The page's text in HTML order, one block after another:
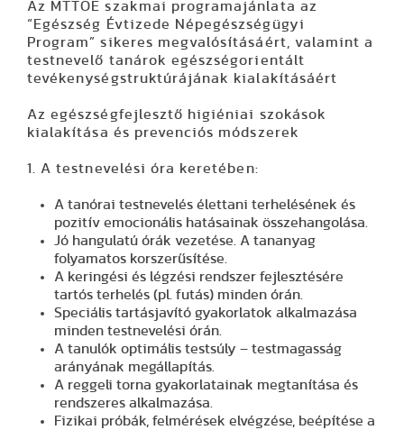
Az MTTOE szakmai programajánlata az
“Egészség Évtizede Népegészségügyi
Program” sikeres megvalósításáért, valamint a
testnevelő tanárok egészségorientált
tevékenységstruktúrájának kialakításáért
Az egészségfejlesztő higiéniai szokások
kialakítása és prevenciós módszerek
1. A testnevelési óra keretében:
A tanórai testnevelés élettani terhelésének és
pozitív emocionális hatásainak összehangolása.
Jó hangulatú órák vezetése. A tananyag
folyamatos korszerűsítése.
A keringési és légzési rendszer fejlesztésére
tartós terhelés (pl. futás) minden órán.
Speciális tartásjavító gyakorlatok alkalmazása
minden testnevelési órán.
A tanulók optimális testsúly – testmagasság
arányának megállapítás.
A reggeli torna gyakorlatainak megtanítása és
rendszeres alkalmazása.
Fizikai próbák, felmérések elvégzése, beépítése a